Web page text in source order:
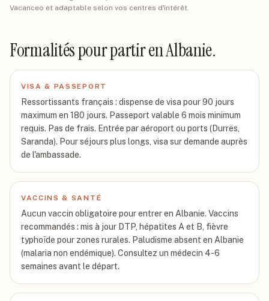
Vacanceo et adaptable selon vos centres d'intérêt.
Formalités pour partiren Albanie.
VISA & PASSEPORT
Ressortissants français : dispense de visa pour 90 jours
maximum en 180 jours. Passeport valable 6 mois minimum
requis. Pas de frais. Entrée par aéroport ou ports (Durrës,
Saranda). Pour séjours plus longs, visa sur demande auprès
de l'ambassade.
VACCINS & SANTÉ
Aucun vaccin obligatoire pour entrer en Albanie. Vaccins
recommandés : mis à jour DTP, hépatites A et B, fièvre
typhoïde pour zones rurales. Paludisme absent en Albanie
(malaria non endémique). Consultez un médecin 4-6
semaines avant le départ.